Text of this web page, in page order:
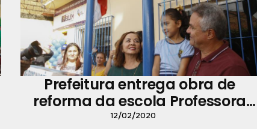
Prefeitura entrega obra de
reforma da escola Professora
Angélica do Carmo Santos Paiva
12/02/2020